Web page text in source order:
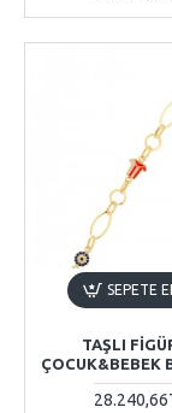
TAŞLI
ÇOCUK&BEBEK
SEPETE